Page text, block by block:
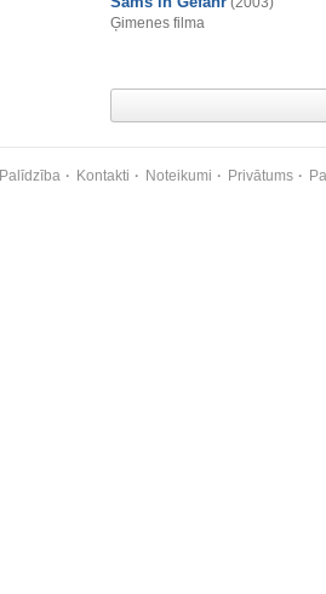
Ģimenes filma
Palīdzība Kontakti Noteikumi Privātums